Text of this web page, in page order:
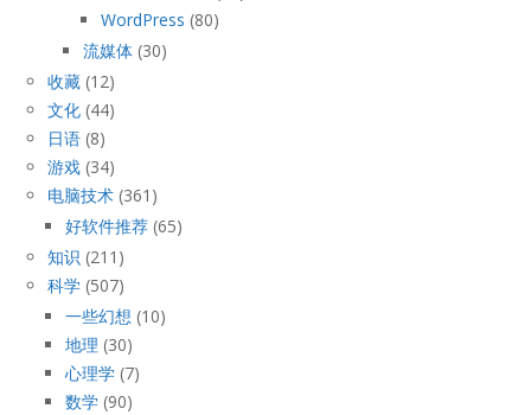
WordPress (80)
流媒体 (30)
收藏 (12)
文化 (44)
日语 (8)
游戏 (34)
电脑技术 (361)
好软件推荐 (65)
知识 (211)
科学 (507)
一些幻想 (10)
地理 (30)
心理学 (7)
数学 (90)